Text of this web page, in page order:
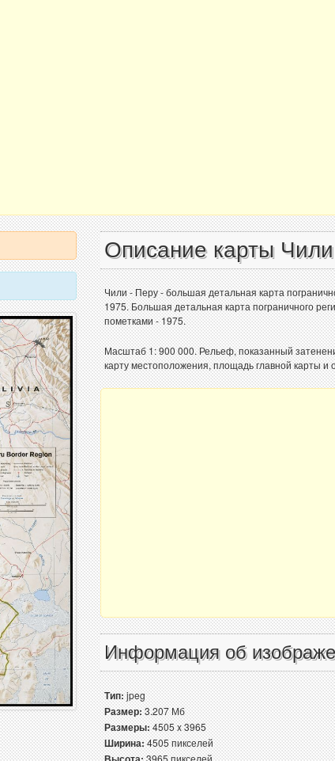
Описание карты Чили
Чили - Перу - большая детальная карта
1975. Большая детальная карта пограничного
пометками - 1975.
Масштаб 1: 900 000. Рельеф, показанный
карту местоположения, площадь главной карты
Информация об
Тип:jpeg
Размер:3.207 Мб
Размеры:4505 x 3965
Ширина:4505 пикселей
3965 пикселей